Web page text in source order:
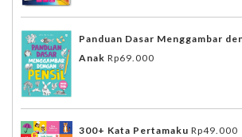
Panduan Dasar Menggambar
Anak Rp69.000
300+ Kata Pertamaku Rp49.000